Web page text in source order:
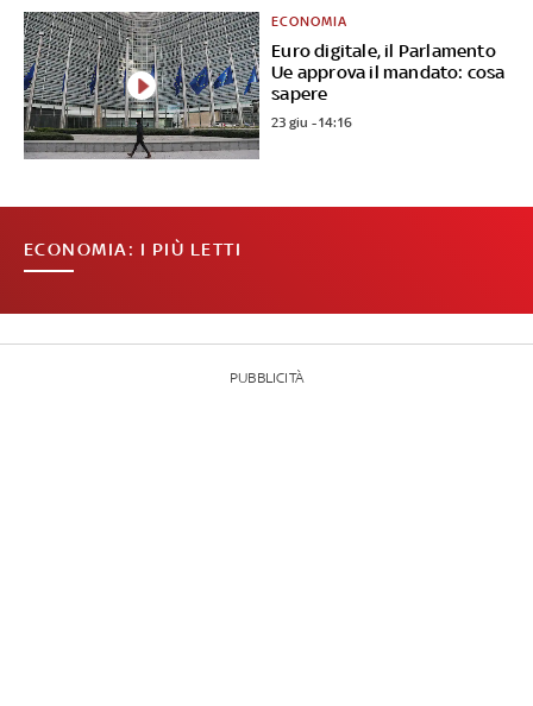
Euro digitale, il Parlamento
Ue approva il mandato: cosa
sapere
ECONOMIA
23 giu - 14:16
ECONOMIA: I PIÙ LETTI
PUBBLICITÀ